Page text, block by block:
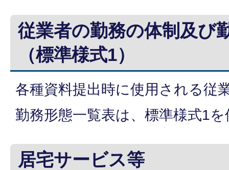
従業者の勤務の体制及び
（標準様式1）
各種資料提出時に使用される従
勤務形態一覧表は、標準様式1
居宅サービス等